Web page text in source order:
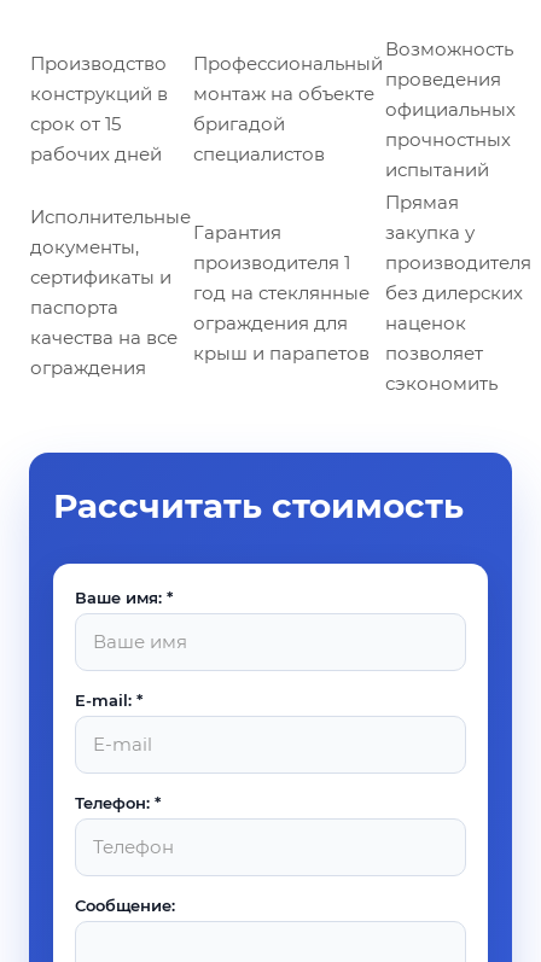
Производство
конструкций в
срок от 15
рабочих дней
Профессиональный
монтаж на объекте
бригадой
специалистов
Возможность
проведения
официальных
прочностных
испытаний
Исполнительные
документы,
сертификаты и
паспорта
качества на все
ограждения
Гарантия
производителя 1
год на стеклянные
ограждения для
крыш и парапетов
Прямая
закупка у
производителя
без дилерских
наценок
позволяет
сэкономить
Рассчитать стоимость
Ваше имя: *
E-mail: *
Телефон: *
Сообщение: